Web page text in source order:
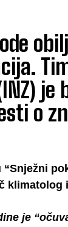
o
“Snježni
je